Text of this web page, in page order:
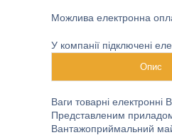
У компанії підключені
Опис
Ваги товарні
Представленим приладом
Вантажоприймальний